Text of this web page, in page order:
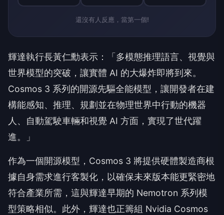
還沒有人反應，當第一個!
輝達執行長黃仁勳表示：「多模態推理語言、視覺與
世界模型的突破，讓實體 AI 的大爆炸即將到來。
Cosmos 3 系列的開源先驅全能模型，讓開發者在建
構能感知、推理、規劃並在物理世界中行動的機器
人、自動駕駛車輛和視覺 AI 方面，實現了世代躍
進。」
作為一個開源模型，Cosmos 3 將提供硬體製造商根
據自身需求進行客製化，以確保未來版本能更緊密地
符合產業所需，這與輝達早期的 Nemotron 系列模
型策略相似。此外，輝達也正籌組 Nvidia Cosmos